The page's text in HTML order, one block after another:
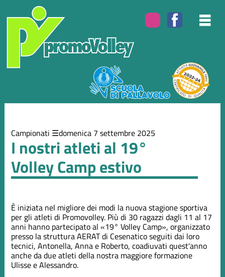
Campionati domenica 7 settembre 2025
I nostri atleti al 19°
Volley Camp estivo
È iniziata nel migliore dei modi la nuova stagione sportiva
per gli atleti di Promovolley. Più di 30 ragazzi dagli 11 al 17
anni hanno partecipato al «19° Volley Camp», organizzato
presso la struttura AERAT di Cesenatico seguiti dai loro
tecnici, Antonella, Anna e Roberto, coadiuvati quest'anno
anche da due atleti della nostra maggiore formazione
Ulisse e Alessandro.
argomenti
delle
notizie: